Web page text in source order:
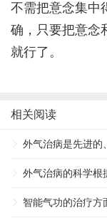
不需把意念集中
确，只要把意念
就行了。
相关阅读
外气治病是先进的
外气治病的科学根
智能气功的治疗方